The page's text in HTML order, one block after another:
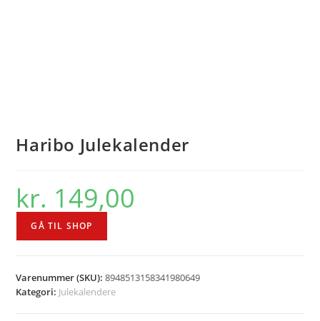
Haribo Julekalender
kr. 149,00
GÅ TIL SHOP
Varenummer (SKU):8948513158341980649
Kategori: Julekalendere